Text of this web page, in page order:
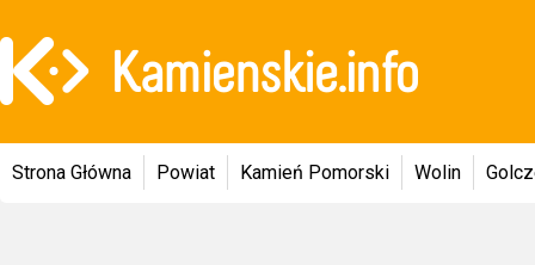
Strona Główna Powiat Kamień Pomorski Wolin